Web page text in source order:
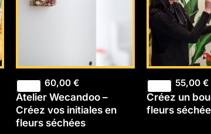
60,00€
Atelier Wecandoo –
Créez vos initiales en
fleurs séchées
55,00 €
Créez un
fleurs